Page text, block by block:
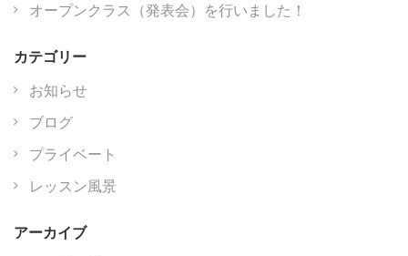
オープンクラス（発表会）を行いました！
カテゴリー
お知らせ
ブログ
プライベート
レッスン風景
アーカイブ